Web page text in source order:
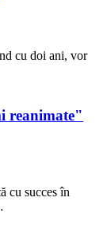
cu doi ani, vor
reanimate"
cu succes în